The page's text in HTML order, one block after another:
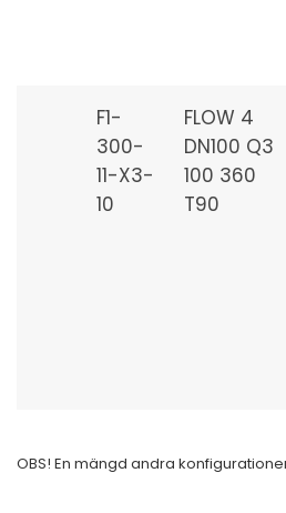
F1-
300-
11-X3-
10
FLOW 4
DN100 Q3
100 360
T90
OBS! En mängd andra